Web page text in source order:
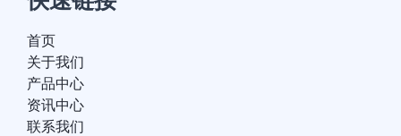
首页
关于我们
产品中心
资讯中心
联系我们